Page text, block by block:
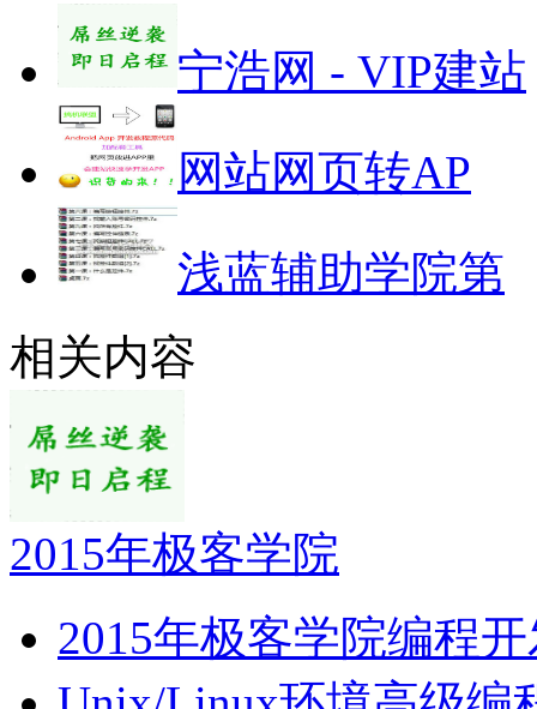
宁浩网 - VIP建站
网站网页转AP
浅蓝辅助学院第
相关内容
2015年极客学院
2015年极客学院编程